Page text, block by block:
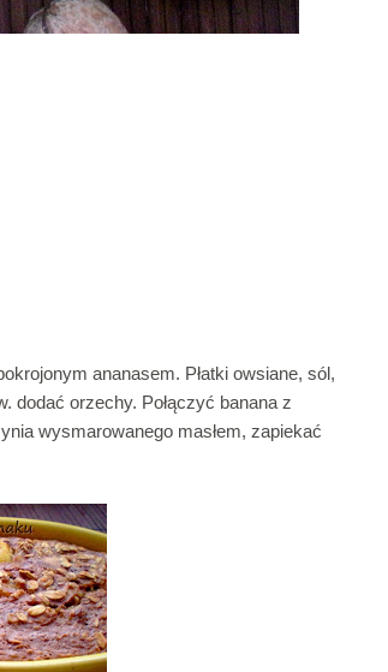
ananasem. Płatki owsiane, sól,
dodać orzechy. Połączyć banana z
wysmarowanego masłem, zapiekać